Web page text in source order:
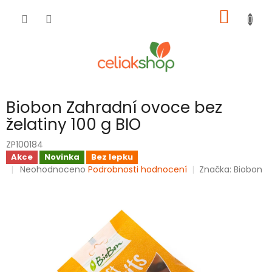
KOŠÍK
Biobon Zahradní ovoce bez
želatiny 100 g BIO
ZP100184
Akce Novinka Bez lepku
Průměrné
Neohodnoceno Podrobnosti hodnocení Značka: Biobon